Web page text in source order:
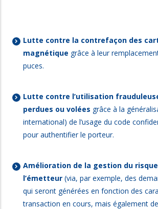
Lutte contre la contrefaçon des
magnétique grâce à leur
puces.
Lutte contre l’utilisation
perdues ou volées grâce à la
international) de l’usage du code
pour authentifier le porteur.
Amélioration de la gestion du
l’émetteur (via, par exemple, des
qui seront générées en fonction des
transaction en cours, mais également